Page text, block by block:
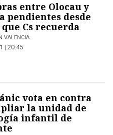
entre Olocau y
pendientes desde
que Cs recuerda
VALENCIA
| 20:45
vota en contra
la unidad de
infantil de